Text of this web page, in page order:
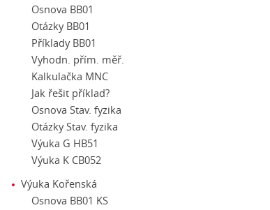
Osnova BB01
Otázky BB01
Příklady BB01
Vyhodn. přím. měř.
Kalkulačka MNC
Jak řešit příklad?
Osnova Stav. fyzika
Otázky Stav. fyzika
Výuka G HB51
Výuka K CB052
Výuka Kořenská
Osnova BB01 KS